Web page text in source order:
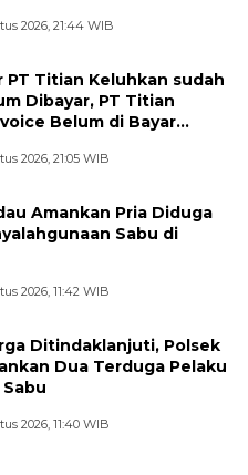
2026, 21:44 WIB
PT Titian Keluhkan sudah
Dibayar, PT Titian
Belum di Bayar
2026, 21:05 WIB
Amankan Pria Diduga
Sabu di
2026, 11:42 WIB
Ditindaklanjuti, Polsek
Dua Terduga Pelaku
2026, 11:40 WIB